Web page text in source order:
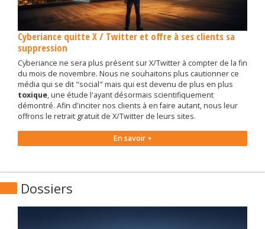
Cyberiance quitte X / Twitter et offre à ses clients sa
suppression
Cyberiance ne sera plus présent sur X/Twitter à compter de la fin
du mois de novembre. Nous ne souhaitons plus cautionner ce
média qui se dit "social" mais qui est devenu de plus en plus
toxique, une étude l'ayant désormais scientifiquement
démontré. Afin d'inciter nos clients à en faire autant, nous leur
offrons le retrait gratuit de X/Twitter de leurs sites.
En savoir +
Dossiers